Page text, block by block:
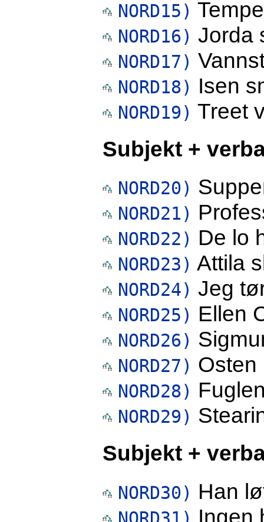
NORD15)
NORD16) Jorda
NORD17)
NORD18) Isen
NORD19) Treet
Subjekt +
NORD20)
NORD21)
NORD22) De lo
NORD23) Attila
NORD24) Jeg
NORD25) Ellen
NORD26)
NORD27) Osten
NORD28)
NORD29)
Subjekt +
NORD30) Han
Ingen